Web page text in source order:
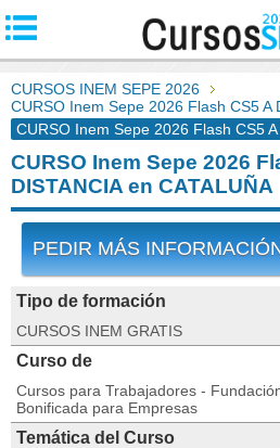
CURSOS INEM SEPE 2026
CURSO Inem Sepe 2026 Flash CS5 A
CURSO Inem Sepe 2026 Flash CS5
CURSO Inem Sepe 2026
DISTANCIA en CATALUÑA
PEDIR MÁS
Tipo de formación
CURSOS INEM GRATIS
Curso de
Cursos para Trabajadores -
Bonificada para Empresas
Temática del Curso